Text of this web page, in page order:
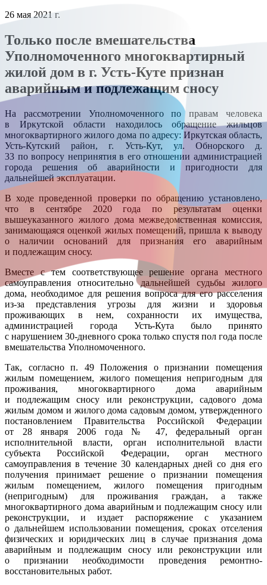
26 мая 2021 г.
Только после вмешательства
Уполномоченного многоквартирный
жилой дом в г. Усть-Куте признан
аварийным и подлежащим сносу
На рассмотрении Уполномоченного по правам человека
в Иркутской области находилось обращение жильцов
многоквартирного жилого дома по адресу: Иркутская область,
Усть-Кутский район, г. Усть-Кут, ул. Обнорского д.
33 по вопросу непринятия в его отношении администрацией
города решения об аварийности и пригодности для
дальнейшей эксплуатации.
В ходе проведенной проверки по обращению установлено,
что в сентябре 2020 года по результатам оценки
вышеуказанного жилого дома межведомственная комиссия,
занимающаяся оценкой жилых помещений, пришла к выводу
о наличии оснований для признания его аварийным
и подлежащим сносу.
Вместе с тем соответствующее решение органа местного
самоуправления относительно дальнейшей судьбы жилого
дома, необходимое для решения вопроса для его расселения
из-за представления угрозы для жизни и здоровья
проживающих в нем, сохранности их имущества,
администрацией города Усть-Кута было принято
с нарушением 30-дневного срока только спустя пол года после
вмешательства Уполномоченного.
Так, согласно п. 49 Положения о признании помещения
жилым помещением, жилого помещения непригодным для
проживания, многоквартирного дома аварийным
и подлежащим сносу или реконструкции, садового дома
жилым домом и жилого дома садовым домом, утвержденного
постановлением Правительства Российской Федерации
от 28 января 2006 года № 47, федеральный орган
исполнительной власти, орган исполнительной власти
субъекта Российской Федерации, орган местного
самоуправления в течение 30 календарных дней со дня его
получения принимает решение о признании помещения
жилым помещением, жилого помещения пригодным
(непригодным) для проживания граждан, а также
многоквартирного дома аварийным и подлежащим сносу или
реконструкции, и издает распоряжение с указанием
о дальнейшем использовании помещения, сроках отселения
физических и юридических лиц в случае признания дома
аварийным и подлежащим сносу или реконструкции или
о признании необходимости проведения ремонтно-
восстановительных работ.